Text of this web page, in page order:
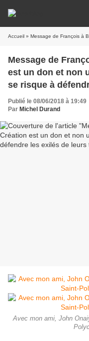
Accueil » Message de François à Bartholomée: la
Message de
est un don et non
se risque à
Publié le 08/06/2018 à 19:49
Par Michel Durand
Avec mon ami, John